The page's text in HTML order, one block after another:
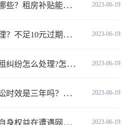
2023-06-19
贴能拿几年？|天天快播
2023-06-19
元过期商品怎么赔偿？
2023-06-19
理?怎么处理房屋转租纠纷?
2023-06-19
罚性赔偿的现行法律是哪条？
2023-06-19
下？网络诈骗案件举报方式是什么？